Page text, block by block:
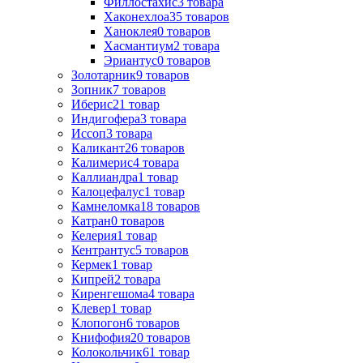
Хаконехлоа35 товаров
Ханоклея0 товаров
Хасмантиум2 товара
Эриантус0 товаров
Золотарник9 товаров
Зопник7 товаров
Иберис21 товар
Индигофера3 товара
Иссоп3 товара
Каликант26 товаров
Калимерис4 товара
Каллиандра1 товар
Калоцефалус1 товар
Камнеломка18 товаров
Катран0 товаров
Келерия1 товар
Кентрантус5 товаров
Кермек1 товар
Кипрей2 товара
Киренгешома4 товара
Клевер1 товар
Клопогон6 товаров
Книфофия20 товаров
Колокольчик61 товар